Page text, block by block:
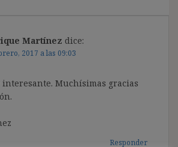
Martínez dice:
2017 a las 09:03
Muchísimas gracias
Responder